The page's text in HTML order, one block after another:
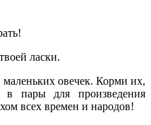
ласки.
маленьких овечек. Корми их,
пары для произведения
всех времен и народов!